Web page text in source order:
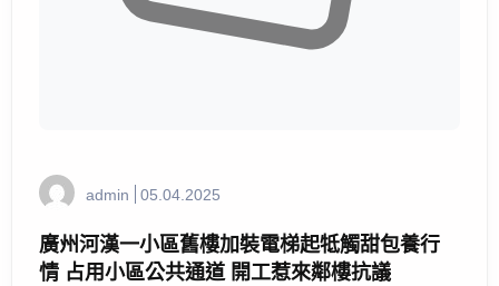
admin 05.04.2025
廣州河漢一小區舊樓加裝電梯起牴觸甜包養行
情 占用小區公共通道 開工惹來鄰樓抗議